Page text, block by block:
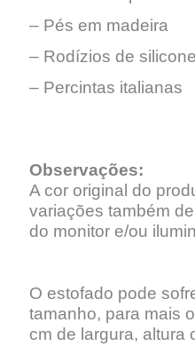
– Pés em madeira
– Rodízios de silicone
– Percintas italianas
Observações:
A cor original do
variações também
do monitor e/ou
O estofado pode
tamanho, para mais
cm de largura, altura